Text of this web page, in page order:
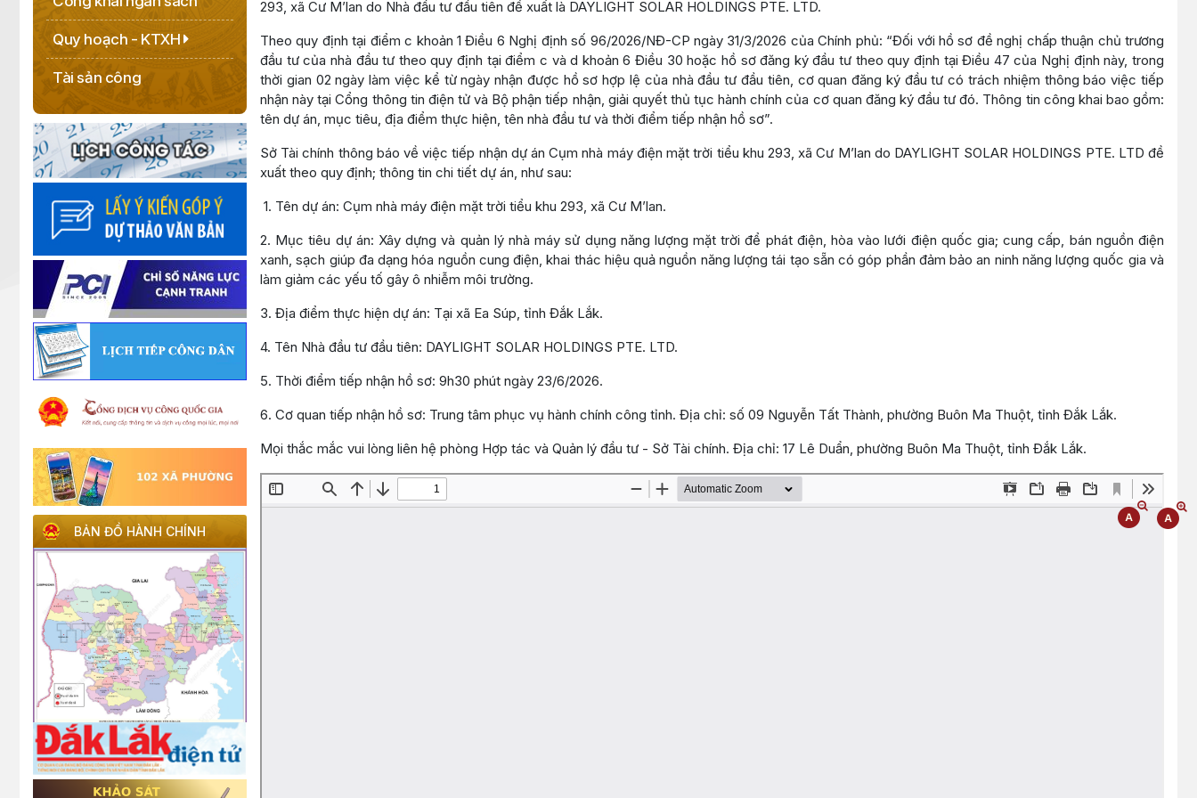
Quy hoạch - KTXH
Tài sản công
BẢN ĐỒ HÀNH CHÍNH
293, xã Cư M’lan do Nhà đầu tư đầu tiên đề xuất là DAYLIGHT SOLAR HOLDINGS PTE. LTD.
Theo quy định tại điểm c khoản 1 Điều 6 Nghị định số 96/2026/NĐ-CP ngày 31/3/2026 của Chính phủ: “Đối với hồ sơ đề nghị chấp thuận chủ trương
đầu tư của nhà đầu tư theo quy định tại điểm c và d khoản 6 Điều 30 hoặc hồ sơ đăng ký đầu tư theo quy định tại Điều 47 của Nghị định này, trong
thời gian 02 ngày làm việc kể từ ngày nhận được hồ sơ hợp lệ của nhà đầu tư đầu tiên, cơ quan đăng ký đầu tư có trách nhiệm thông báo việc tiếp
nhận này tại Cổng thông tin điện tử và Bộ phận tiếp nhận, giải quyết thủ tục hành chính của cơ quan đăng ký đầu tư đó. Thông tin công khai bao gồm:
tên dự án, mục tiêu, địa điểm thực hiện, tên nhà đầu tư và thời điểm tiếp nhận hồ sơ”.
Sở Tài chính thông báo về việc tiếp nhận dự án Cụm nhà máy điện mặt trời tiểu khu 293, xã Cư M’lan do DAYLIGHT SOLAR HOLDINGS PTE. LTD đề
xuất theo quy định; thông tin chi tiết dự án, như sau:
1. Tên dự án: Cụm nhà máy điện mặt trời tiểu khu 293, xã Cư M’lan.
2. Mục tiêu dự án: Xây dựng và quản lý nhà máy sử dụng năng lượng mặt trời để phát điện, hòa vào lưới điện quốc gia; cung cấp, bán nguồn điện
xanh, sạch giúp đa dạng hóa nguồn cung điện, khai thác hiệu quả nguồn năng lượng tái tạo sẵn có góp phần đảm bảo an ninh năng lượng quốc gia và
làm giảm các yếu tố gây ô nhiễm môi trường.
3. Địa điểm thực hiện dự án: Tại xã Ea Súp, tỉnh Đắk Lắk.
4. Tên Nhà đầu tư đầu tiên: DAYLIGHT SOLAR HOLDINGS PTE. LTD.
5. Thời điểm tiếp nhận hồ sơ: 9h30 phút ngày 23/6/2026.
6. Cơ quan tiếp nhận hồ sơ: Trung tâm phục vụ hành chính công tỉnh. Địa chỉ: số 09 Nguyễn Tất Thành, phường Buôn Ma Thuột, tỉnh Đắk Lắk.
Mọi thắc mắc vui lòng liên hệ phòng Hợp tác và Quản lý đầu tư - Sở Tài chính. Địa chỉ: 17 Lê Duẩn, phường Buôn Ma Thuột, tỉnh Đắk Lắk.